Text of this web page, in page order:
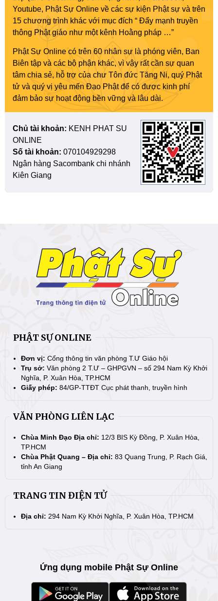
Youtube, Phật Sự Online về các sự kiện Phật sự và trên
15 chương trình khác với mục đích “ Đẩy mạnh truyền
thông Phật giáo như một kênh Hoằng pháp …”
Phật Sự Online có trên 60 nhân sự là phóng viên, Ban
Biên tập và các bộ phận khác, vì vậy rất cần sự quan
tâm chia sẻ, hỗ trợ của chư Tôn đức Tăng Ni, quý Phật
tử và quý vị yêu mến Đạo Phật để có được kinh phí
đảm bảo sự hoạt động bền vững và lâu dài.
Chủ tài khoản: KENH PHAT SU
ONLINE
Số tài khoản: 070104929298
Ngân hàng Sacombank chi nhánh
Kiên Giang
PHẬT SỰ ONLINE
Đơn vị: Cổng thông tin văn phòng T.Ư Giáo hội
Trụ sở: Văn phòng 2 T.Ư – GHPGVN – số 294 Nam Kỳ Khởi
Nghĩa, P. Xuân Hòa, TP.HCM
Giấy phép: 84/GP-TTĐT Cục phát thanh, truyền hình
VĂN PHÒNG LIÊN LẠC
Chùa Minh Đạo Địa chỉ: 12/3 BIS Kỳ Đồng, P. Xuân Hòa,
TP.HCM
Chùa Phật Quang – Địa chỉ: 83 Quang Trung, P. Rạch Giá,
tỉnh An Giang
TRANG TIN ĐIỆN TỬ
Địa chỉ: 294 Nam Kỳ Khởi Nghĩa, P. Xuân Hòa, TP.HCM
Ứng dụng mobile Phật Sự Online